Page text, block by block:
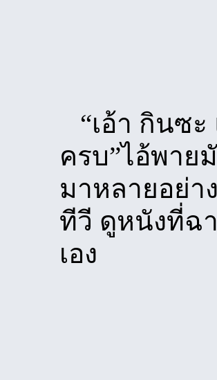
“เอ้า กินซะ
ครบ”ไอ้พาย
มาหลายอย่า
ทีวี ดูหนังที่ฉ
เอง